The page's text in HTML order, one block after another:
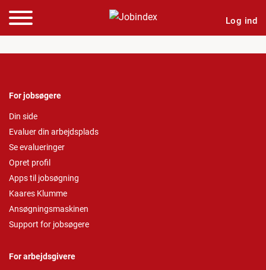
Log ind
For jobsøgere
Din side
Evaluer din arbejdsplads
Se evalueringer
Opret profil
Apps til jobsøgning
Kaares Klumme
Ansøgningsmaskinen
Support for jobsøgere
For arbejdsgivere